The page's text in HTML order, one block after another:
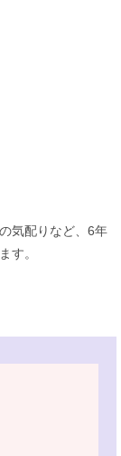
気配りなど、6年
す。